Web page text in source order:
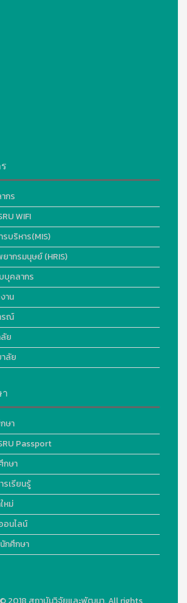
กร
WIFI
บริหาร(MIS)
ากรมนุษย์ (HRIS)
บุคลากร
าน
รณ์
ย
ลัย
ษา
Passport
กษา
รเรียนรู้
หม่
อนไลน์
กศึกษา